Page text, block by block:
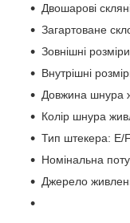
Двошарові
Загартоване
Зовнішні
Внутрішні
Довжина шнура
Колір шнура
Тип штекера: E/F
Номінальна
Джерело